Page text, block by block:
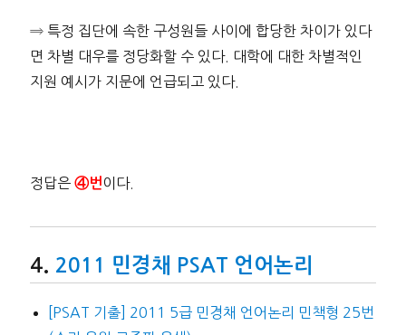
⇒ 특정 집단에 속한 구성원들 사이에 합당한 차이가 있다
면 차별 대우를 정당화할 수 있다. 대학에 대한 차별적인
지원 예시가 지문에 언급되고 있다.
정답은 ④번 이다.
2011 민경채 PSAT 언어논리
[PSAT 기출] 2011 5급 민경채 언어논리 민책형 25번